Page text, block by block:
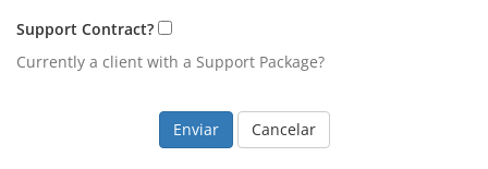
Support Contract?
Currently a client with a Support Package?
Cancelar